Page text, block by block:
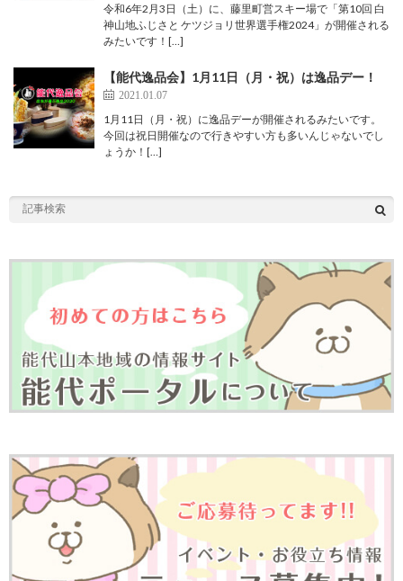
令和6年2月3日（土）に、藤里町営スキー場で「第10回 白
神山地ふじさと ケツジョリ世界選手権2024」が開催される
みたいです！[…]
【能代逸品会】1月11日（月・祝）は逸品デー！
2021.01.07
1月11日（月・祝）に逸品デーが開催されるみたいです。
今回は祝日開催なので行きやすい方も多いんじゃないでし
ょうか！[…]